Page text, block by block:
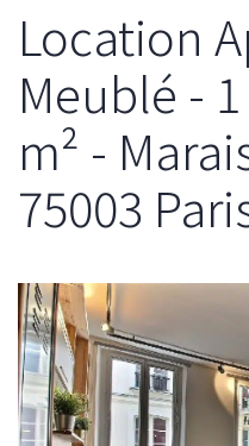
Location
Meublé -
m² -
75003